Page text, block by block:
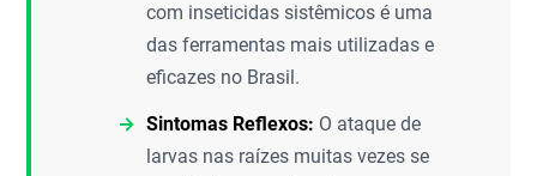
com inseticidas sistêmicos é uma
das ferramentas mais utilizadas e
eficazes no Brasil.
Sintomas Reflexos: O ataque de
larvas nas raízes muitas vezes se